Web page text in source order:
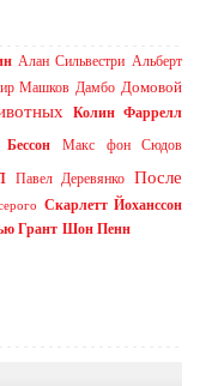
Алан Сильвестри Альберт
Машков Дамбо Домовой
Колин Фаррелл
Макс фон Сюдов
Павел Деревянко После
Скарлетт Йоханссон
Грант Шон Пенн